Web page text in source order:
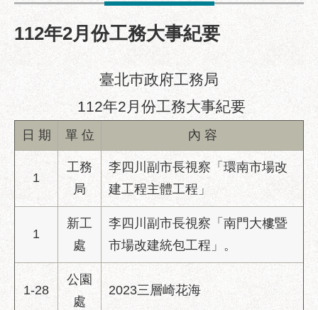
機
關
介
業
資
訊
政
公
開
112年2月份工務大事紀要
臺北巿政府工務局
112年2月份工務大事紀要
日 期 單 位 內 容
1
工務
局
李四川副市長視察「環南市場改
建工程主體工程」
1
新工
處
李四川副市長視察「南門大樓暨
市場改建統包工程」。
1-28
公園
處
2023三層崎花海